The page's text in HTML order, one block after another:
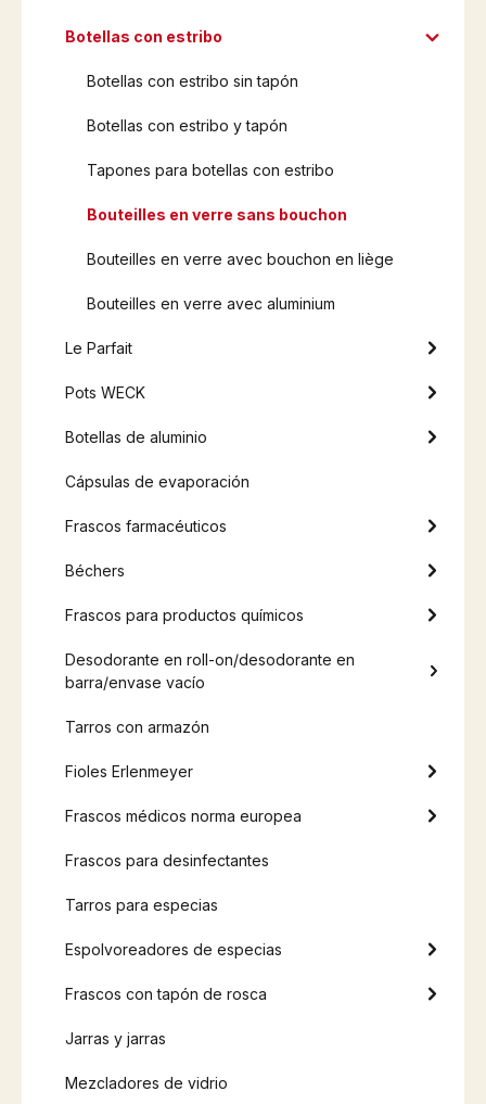
Botellas con estribo
Botellas con estribo sin tapón
Botellas con estribo y tapón
Tapones para botellas con estribo
Bouteilles en verre sans bouchon
Bouteilles en verre avec bouchon en liège
Bouteilles en verre avec aluminium
Le Parfait
Pots WECK
Botellas de aluminio
Cápsulas de evaporación
Frascos farmacéuticos
Béchers
Frascos para productos químicos
Desodorante en roll-on/desodorante en
barra/envase vacío
Tarros con armazón
Fioles Erlenmeyer
Frascos médicos norma europea
Frascos para desinfectantes
Tarros para especias
Espolvoreadores de especias
Frascos con tapón de rosca
Jarras y jarras
Mezcladores de vidrio